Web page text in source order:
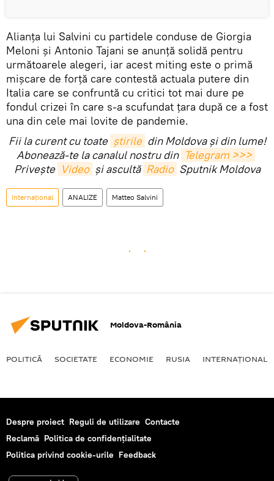
Alianța lui Salvini cu partidele conduse de Giorgia
Meloni și Antonio Tajani se anunță solidă pentru
următoarele alegeri, iar acest miting este o primă
mișcare de forță care contestă actuala putere din
Italia care se confruntă cu critici tot mai dure pe
fondul crizei în care s-a scufundat țara după ce a fost
una din cele mai lovite de pandemie.
Fii la curent cu toate știrile din Moldova și din lume!
Abonează-te la canalul nostru din Telegram >>>
Privește Video și ascultă Radio Sputnik Moldova
Internaţional ANALIZE Matteo Salvini
Moldova-România
POLITICĂ SOCIETATE ECONOMIE RUSIA INTERNAŢIONAL
Despre proiect Reguli de utilizare Contacte
Reclamă Politica de confidențialitate
Politica privind cookie-urile Feedback